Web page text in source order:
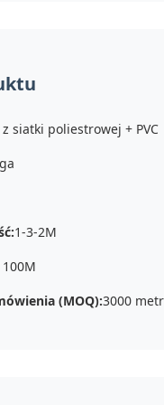
z siatki poliestrowej + PVC
1-3-2M
(MOQ):3000